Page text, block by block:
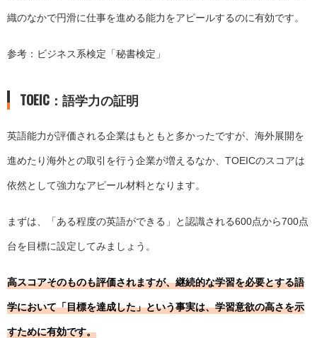
織のなかで円滑に仕事を進める能力をアピールするのに有効です。
参考：ビジネス系検定「秘書検定 」
TOEIC：語学力の証明
英語能力が評価される企業はもともと多かったですが、海外展開を
進めたり海外との取引を行う企業が増えるなか、TOEICのスコアは
依然として強力なアピール材料となります。
まずは、「ある程度の英語ができる」と認識される600点から700点
台を目標に設定してみましょう。
高スコアそのものも評価されますが、継続的な学習を必要とする語
学において「目標を達成した」という事実は、学習意欲の高さを示
すために有効です。